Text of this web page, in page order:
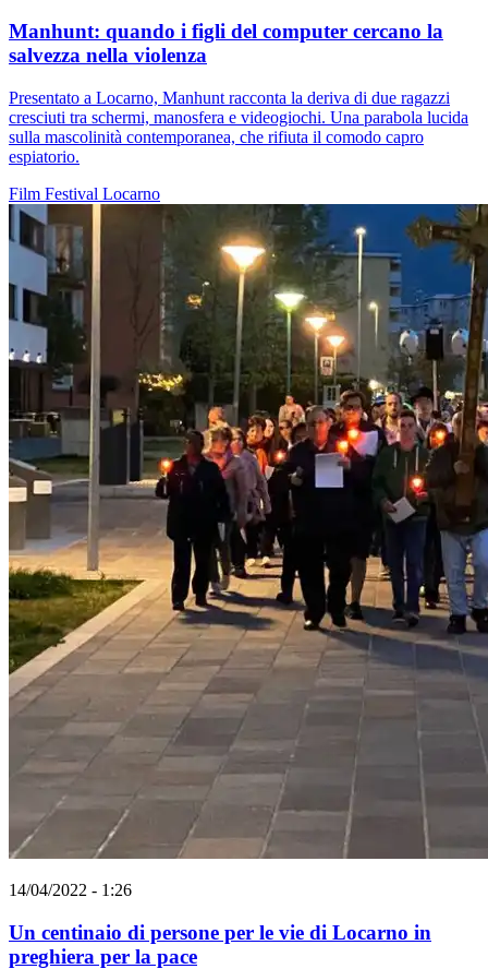
Manhunt: quando i figli del computer cercano la
salvezza nella violenza
Presentato a Locarno, Manhunt racconta la deriva di due ragazzi
cresciuti tra schermi, manosfera e videogiochi. Una parabola lucida
sulla mascolinità contemporanea, che rifiuta il comodo capro
espiatorio.
Film Festival Locarno
14/04/2022 - 1:26
Un centinaio di persone per le vie di Locarno in
preghiera per la pace